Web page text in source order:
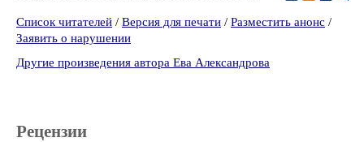
Список читателей / Версия для печати / Разместить анонс /
Заявить о нарушении
Другие произведения автора Ева Александрова
Рецензии